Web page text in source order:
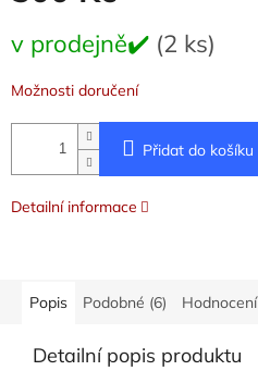
cena:
v prodejně✔️ (2 ks)
Možnosti doručení
Přidat do košíku
Detailní informace
Popis Podobné (6) Hodnocení
Detailní popis produktu